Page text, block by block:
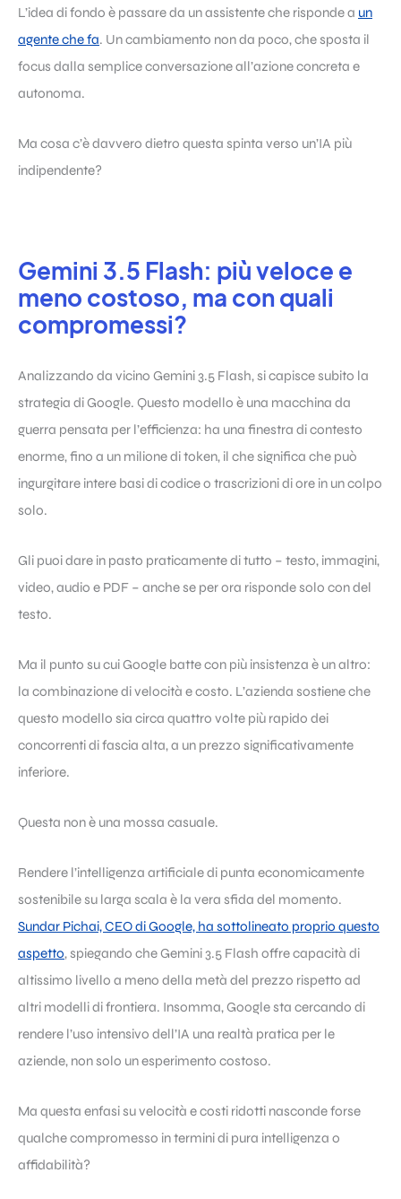
L’idea di fondo è passare da un assistente che risponde a un
agente che fa. Un cambiamento non da poco, che sposta il
focus dalla semplice conversazione all’azione concreta e
autonoma.
Ma cosa c’è davvero dietro questa spinta verso un’IA più
indipendente?
Gemini 3.5 Flash: più veloce e
meno costoso, ma con quali
compromessi?
Analizzando da vicino Gemini 3.5 Flash, si capisce subito la
strategia di Google. Questo modello è una macchina da
guerra pensata per l’efficienza: ha una finestra di contesto
enorme, fino a un milione di token, il che significa che può
ingurgitare intere basi di codice o trascrizioni di ore in un colpo
solo.
Gli puoi dare in pasto praticamente di tutto – testo, immagini,
video, audio e PDF – anche se per ora risponde solo con del
testo.
Ma il punto su cui Google batte con più insistenza è un altro:
la combinazione di velocità e costo. L’azienda sostiene che
questo modello sia circa quattro volte più rapido dei
concorrenti di fascia alta, a un prezzo significativamente
inferiore.
Questa non è una mossa casuale.
Rendere l’intelligenza artificiale di punta economicamente
sostenibile su larga scala è la vera sfida del momento.
Sundar Pichai, CEO di Google, ha sottolineato proprio questo
aspetto, spiegando che Gemini 3.5 Flash offre capacità di
altissimo livello a meno della metà del prezzo rispetto ad
altri modelli di frontiera. Insomma, Google sta cercando di
rendere l’uso intensivo dell’IA una realtà pratica per le
aziende, non solo un esperimento costoso.
Ma questa enfasi su velocità e costi ridotti nasconde forse
qualche compromesso in termini di pura intelligenza o
affidabilità?